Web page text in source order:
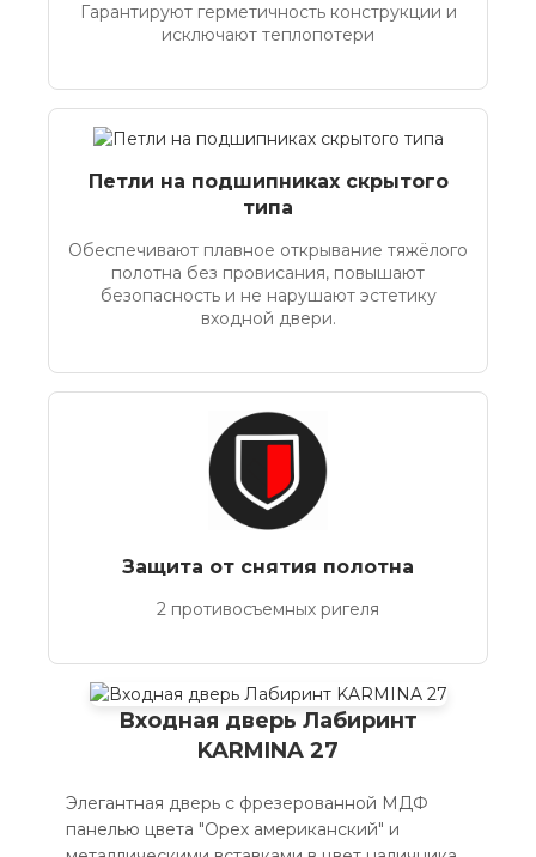
Гарантируют герметичность конструкции и
исключают теплопотери
Петли на подшипниках скрытого
типа
Обеспечивают плавное открывание тяжёлого
полотна без провисания, повышают
безопасность и не нарушают эстетику
входной двери.
Защита от снятия полотна
2 противосъемных ригеля
Входная дверь Лабиринт
KARMINA 27
Элегантная дверь с фрезерованной МДФ
панелью цвета "Орех американский" и